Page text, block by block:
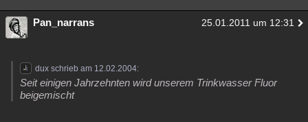
Pan_narrans 25.01.2011 um 12:31
dux schrieb am 12.02.2004:
Seit einigen Jahrzehnten wird unserem Trinkwasser Fluor
beigemischt